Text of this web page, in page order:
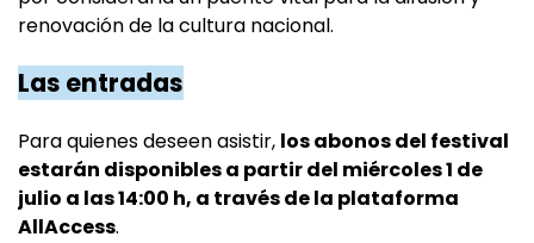
renovación de la cultura nacional.
Las entradas
Para quienes deseen asistir, los abonos del festival
estarán disponibles a partir del miércoles 1 de
julio a las 14:00 h, a través de la plataforma
AllAccess.